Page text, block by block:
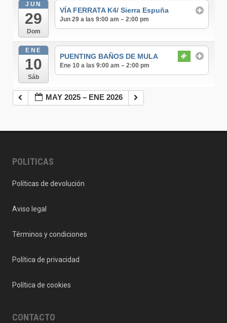
JUN
29
Dom
VÍA FERRATA K4/ Sierra Espuña
Jun 29 a las 9:00 am – 2:00 pm
ENE
10
Sáb
PUENTING BAÑOS DE MULA
Ene 10 a las 9:00 am – 2:00 pm
MAY 2025 – ENE 2026
POLITICAS
Políticas de devolución
Aviso legal
Términos y condiciones
Política de privacidad
Política de cookies
CONTACTO